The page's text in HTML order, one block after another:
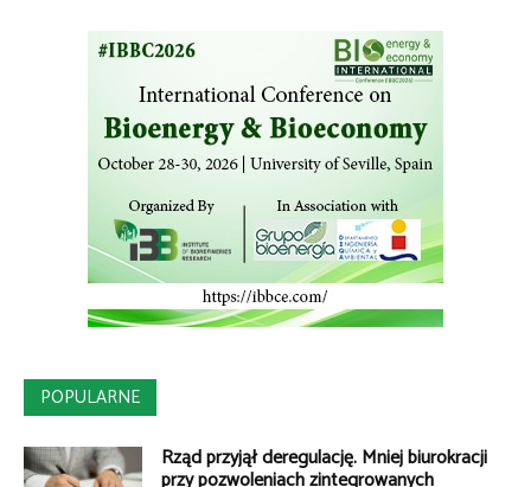
POPULARNE
Rząd przyjął deregulację. Mniej biurokracji
przy pozwoleniach zintegrowanych